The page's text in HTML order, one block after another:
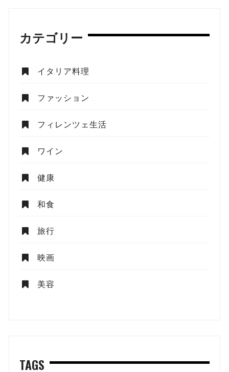
カテゴリー
イタリア料理
ファッション
フィレンツェ生活
ワイン
健康
和食
旅行
映画
美容
TAGS